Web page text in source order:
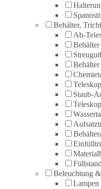
Behälter,
Ab-
Behälter
Staub-
Beleuchtung
Lampen